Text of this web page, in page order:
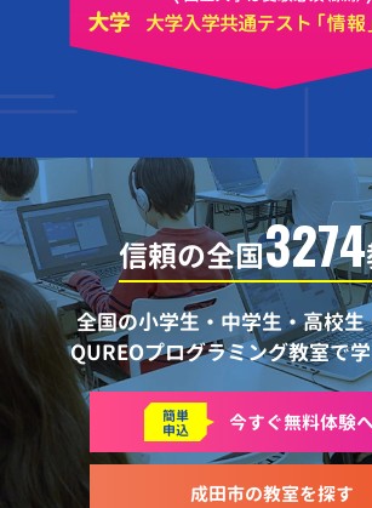
信頼の全国3274
全国の小学生・中学生・高校生
QUREOプログラミング教室で
成田市の教室を探す
簡単
申込 今すぐ無料体験へ